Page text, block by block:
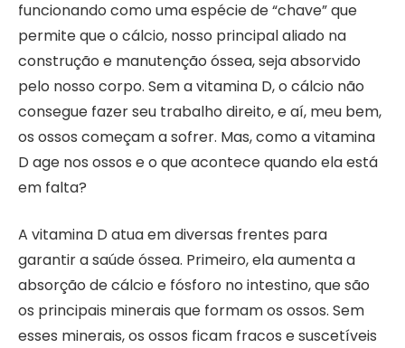
funcionando como uma espécie de “chave” que
permite que o cálcio, nosso principal aliado na
construção e manutenção óssea, seja absorvido
pelo nosso corpo. Sem a vitamina D, o cálcio não
consegue fazer seu trabalho direito, e aí, meu bem,
os ossos começam a sofrer. Mas, como a vitamina
D age nos ossos e o que acontece quando ela está
em falta?
A vitamina D atua em diversas frentes para
garantir a saúde óssea. Primeiro, ela aumenta a
absorção de cálcio e fósforo no intestino, que são
os principais minerais que formam os ossos. Sem
esses minerais, os ossos ficam fracos e suscetíveis